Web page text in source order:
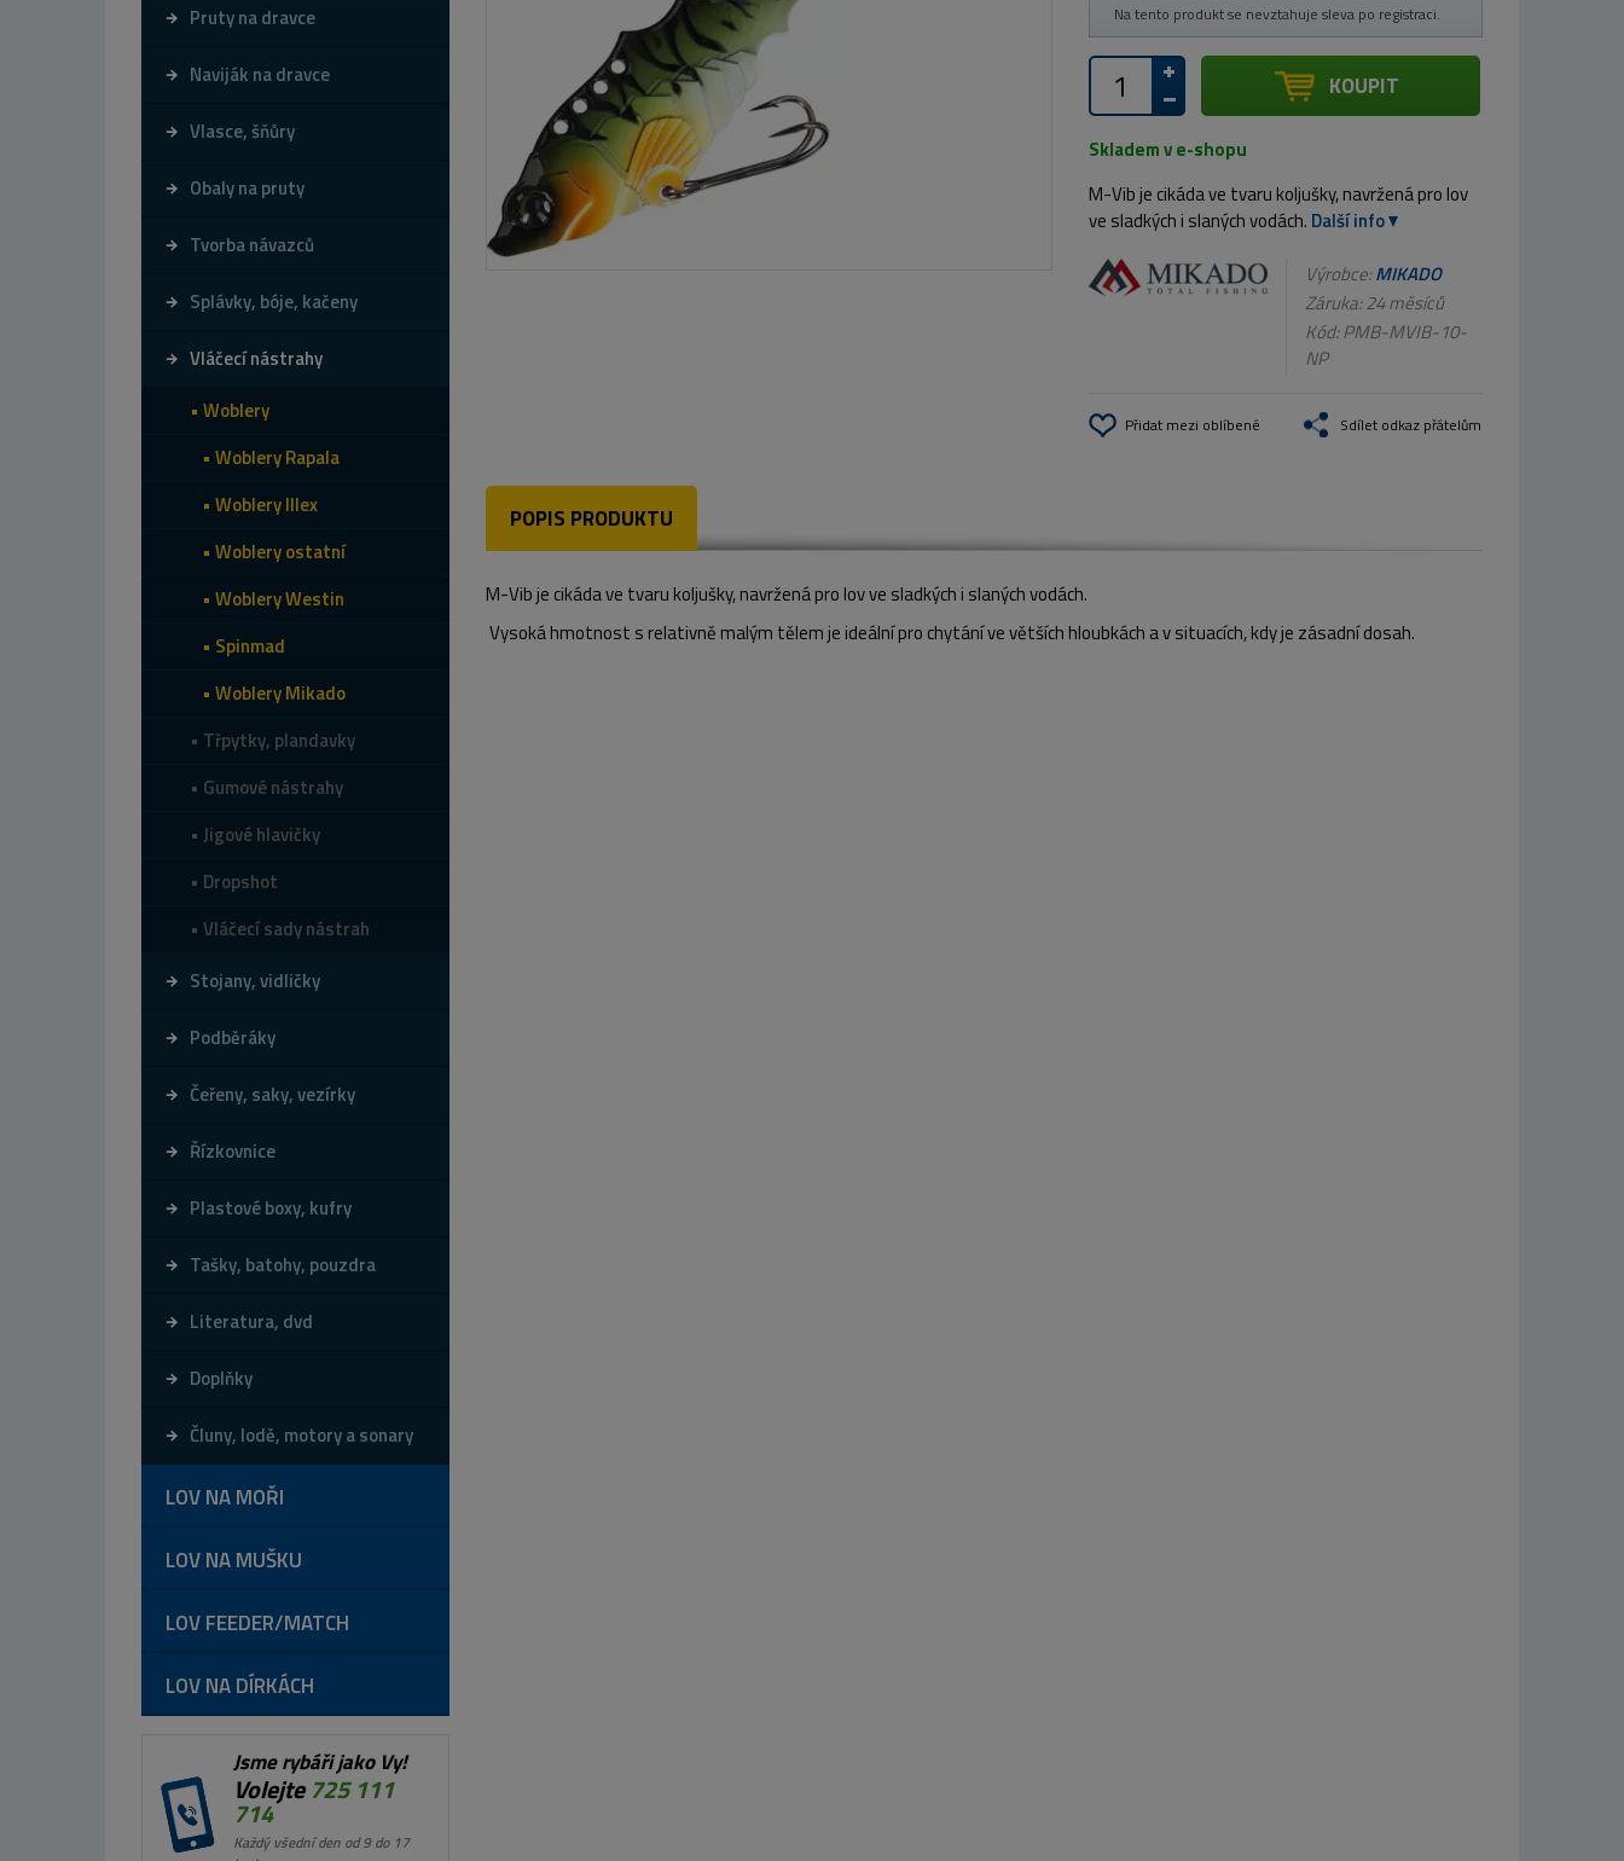
Pruty na dravce
Naviják na dravce
Vlasce, šňůry
Obaly na pruty
Tvorba návazců
Splávky, bóje, kačeny
Vláčecí nástrahy
Woblery
Woblery Rapala
Woblery Illex
Woblery ostatní
Woblery Westin
Spinmad
Woblery Mikado
Třpytky, plandavky
Gumové nástrahy
Jigové hlavičky
Dropshot
Vláčecí sady nástrah
Stojany, vidličky
Podběráky
Čeřeny, saky, vezírky
Řízkovnice
Plastové boxy, kufry
Tašky, batohy, pouzdra
Literatura, dvd
Doplňky
Čluny, lodě, motory a sonary
LOV NA MOŘI
LOV NA MUŠKU
LOV FEEDER/MATCH
LOV NA DÍRKÁCH
Jsme rybáři jako Vy!
Volejte725 111
714
Každý všední den od 9 do 17
Na tento produkt se nevztahuje sleva po registraci.
KOUPIT
Skladem v e-shopu
M-Vib je cikáda ve tvaru koljušky, navržená pro lov
ve sladkých i slaných vodách. Další info
Výrobce:MIKADO
Záruka: 24 měsíců
Kód:PMB-MVIB-10-
NP
Přidat mezi oblíbené Sdílet odkaz přátelům
POPIS PRODUKTU
M-Vib je cikáda ve tvaru koljušky, navržená pro lov ve sladkých i slaných vodách.
Vysoká hmotnost s relativně malým tělem je ideální pro chytání ve větších hloubkách a v situacích, kdy je zásadní dosah.